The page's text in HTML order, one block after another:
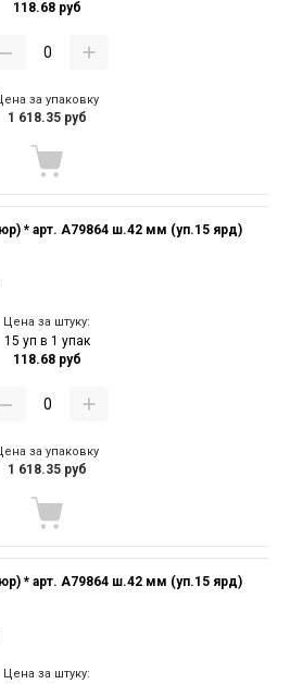
118.68 руб
за упаковку
1 618.35 руб
* арт. А79864 ш.42 мм (уп.15 ярд)
Цена за штуку:
15 уп в 1 упак
118.68 руб
за упаковку
1 618.35 руб
* арт. А79864 ш.42 мм (уп.15 ярд)
Цена за штуку: